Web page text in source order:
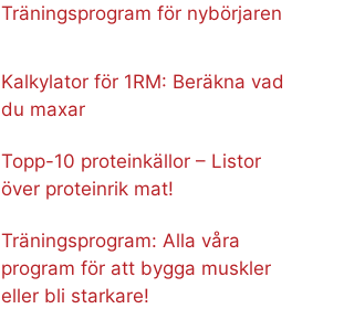
Träningsprogram för nybörjaren
Kalkylator för 1RM: Beräkna vad
du maxar
Topp-10 proteinkällor – Listor
över proteinrik mat!
Träningsprogram: Alla våra
program för att bygga muskler
eller bli starkare!